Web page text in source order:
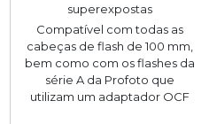
superexpostas
Compatível com todas as
cabeças de flash de 100 mm,
bem como com os flashes da
série A da Profoto que
utilizam um adaptador OCF